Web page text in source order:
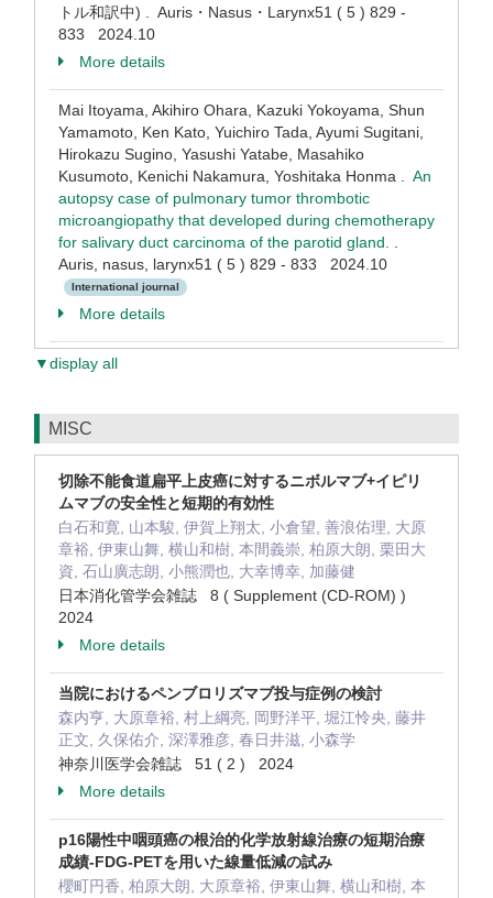
トル和訳中) . Auris・Nasus・Larynx51 ( 5 ) 829 -
833 2024.10
More details
Mai Itoyama, Akihiro Ohara, Kazuki Yokoyama, Shun
Yamamoto, Ken Kato, Yuichiro Tada, Ayumi Sugitani,
Hirokazu Sugino, Yasushi Yatabe, Masahiko
Kusumoto, Kenichi Nakamura, Yoshitaka Honma . An
autopsy case of pulmonary tumor thrombotic
microangiopathy that developed during chemotherapy
for salivary duct carcinoma of the parotid gland.
Auris, nasus, larynx51 ( 5 ) 829 - 833 2024.10
International journal
More details
▼display all
MISC
切除不能食道扁平上皮癌に対するニボルマブ+イピリ
ムマブの安全性と短期的有効性
白石和寛, 山本駿, 伊賀上翔太, 小倉望, 善浪佑理, 大原
章裕, 伊東山舞, 横山和樹, 本間義崇, 柏原大朗, 栗田大
資, 石山廣志朗, 小熊潤也, 大幸博幸, 加藤健
日本消化管学会雑誌 8 ( Supplement (CD-ROM) )
2024
More details
当院におけるペンブロリズマブ投与症例の検討
森内亨, 大原章裕, 村上綱亮, 岡野洋平, 堀江怜央, 藤井
正文, 久保佑介, 深澤雅彦, 春日井滋, 小森学
神奈川医学会雑誌 51 ( 2 ) 2024
More details
p16陽性中咽頭癌の根治的化学放射線治療の短期治療
成績-FDG-PETを用いた線量低減の試み
櫻町円香, 柏原大朗, 大原章裕, 伊東山舞, 横山和樹, 本